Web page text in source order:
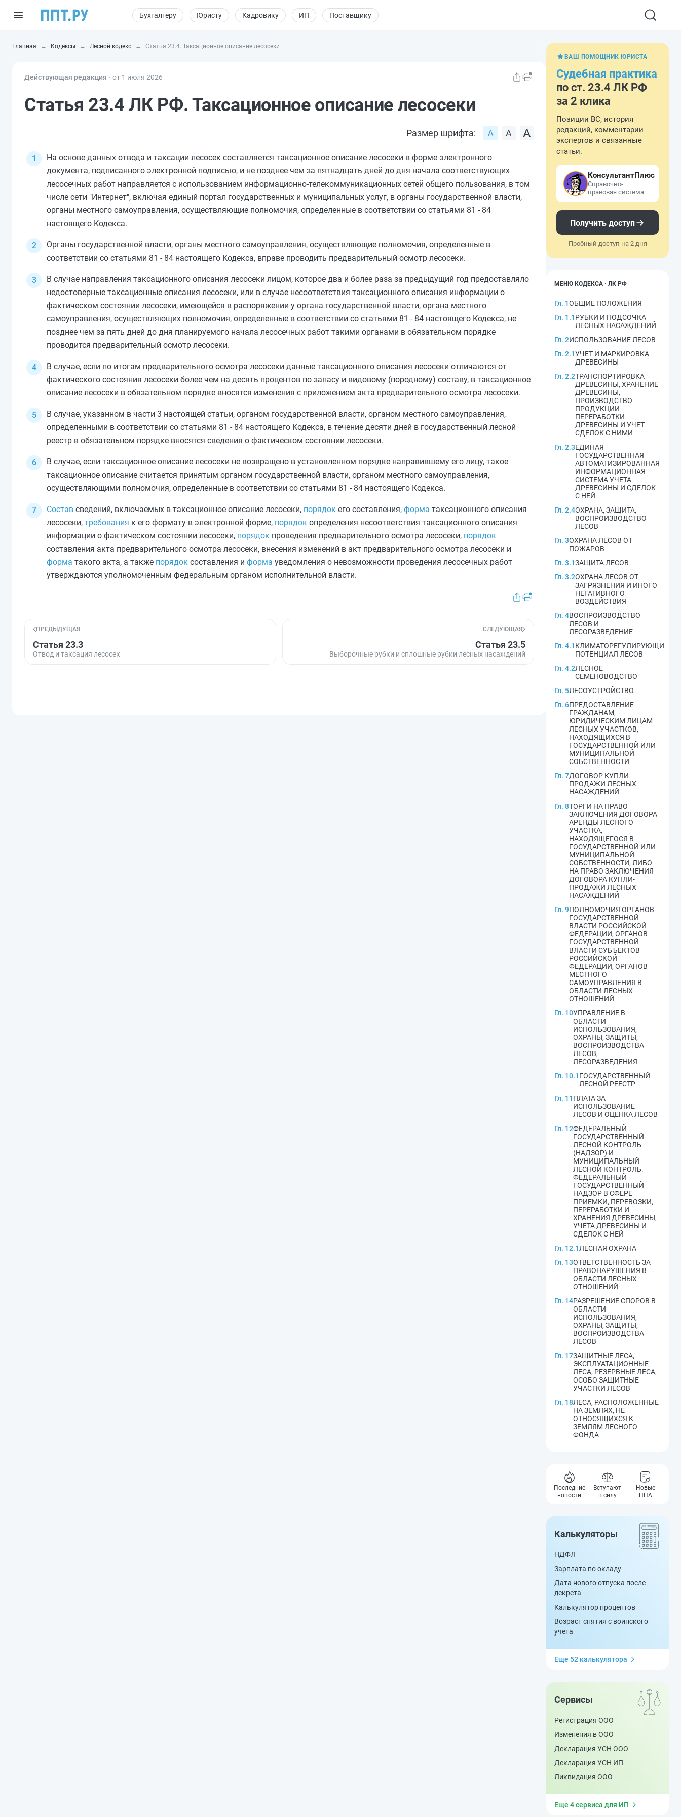
Бухгалтеру Юристу Кадровику ИП Поставщику
Главная Кодексы Лесной кодекс Статья 23.4. Таксационное описание лесосеки
Действующая редакция ⸱ от 1 июля 2026
Статья 23.4 ЛК РФ. Таксационное описание лесосеки
Размер шрифта:
На основе данных отвода и таксации лесосек составляется таксационное описание лесосеки в форме электронного
документа, подписанного электронной подписью, и не позднее чем за пятнадцать дней до дня начала соответствующих
лесосечных работ направляется с использованием информационно-телекоммуникационных сетей общего пользования, в том
числе сети "Интернет", включая единый портал государственных и муниципальных услуг, в органы государственной власти,
органы местного самоуправления, осуществляющие полномочия, определенные в соответствии со статьями 81 - 84
настоящего Кодекса.
Органы государственной власти, органы местного самоуправления, осуществляющие полномочия, определенные в
соответствии со статьями 81 - 84 настоящего Кодекса, вправе проводить предварительный осмотр лесосеки.
В случае направления таксационного описания лесосеки лицом, которое два и более раза за предыдущий год предоставляло
недостоверные таксационные описания лесосеки, или в случае несоответствия таксационного описания информации о
фактическом состоянии лесосеки, имеющейся в распоряжении у органа государственной власти, органа местного
самоуправления, осуществляющих полномочия, определенные в соответствии со статьями 81 - 84 настоящего Кодекса, не
позднее чем за пять дней до дня планируемого начала лесосечных работ такими органами в обязательном порядке
проводится предварительный осмотр лесосеки.
В случае, если по итогам предварительного осмотра лесосеки данные таксационного описания лесосеки отличаются от
фактического состояния лесосеки более чем на десять процентов по запасу и видовому (породному) составу, в таксационное
описание лесосеки в обязательном порядке вносятся изменения с приложением акта предварительного осмотра лесосеки.
В случае, указанном в части 3 настоящей статьи, органом государственной власти, органом местного самоуправления,
определенными в соответствии со статьями 81 - 84 настоящего Кодекса, в течение десяти дней в государственный лесной
реестр в обязательном порядке вносятся сведения о фактическом состоянии лесосеки.
В случае, если таксационное описание лесосеки не возвращено в установленном порядке направившему его лицу, такое
таксационное описание считается принятым органом государственной власти, органом местного самоуправления,
осуществляющими полномочия, определенные в соответствии со статьями 81 - 84 настоящего Кодекса.
Состав сведений, включаемых в таксационное описание лесосеки, порядок его составления, форма таксационного описания
лесосеки, требования к его формату в электронной форме, порядок определения несоответствия таксационного описания
информации о фактическом состоянии лесосеки, порядок проведения предварительного осмотра лесосеки, порядок
составления акта предварительного осмотра лесосеки, внесения изменений в акт предварительного осмотра лесосеки и
форма такого акта, а также порядок составления и форма уведомления о невозможности проведения лесосечных работ
утверждаются уполномоченным федеральным органом исполнительной власти.
ПРЕДЫДУЩАЯ
Статья 23.3
Отвод и таксация лесосек
СЛЕДУЮЩАЯ
Статья 23.5
Выборочные рубки и сплошные рубки лесных насаждений
ВАШ ПОМОЩНИК ЮРИСТА
Судебная практика
по ст. 23.4 ЛК РФ
за 2 клика
Позиции ВС, история
редакций, комментарии
экспертов и связанные
статьи.
КонсультантПлюс
Справочно-
правовая система
Получить доступ
Пробный доступ на 2 дня
МЕНЮ КОДЕКСА · ЛК РФ
Гл. 1ОБЩИЕ ПОЛОЖЕНИЯ
Гл. 1.1РУБКИ И ПОДСОЧКА
ЛЕСНЫХ НАСАЖДЕНИЙ
Гл. 2ИСПОЛЬЗОВАНИЕ ЛЕСОВ
Гл. 2.1УЧЕТ И МАРКИРОВКА
ДРЕВЕСИНЫ
Гл. 2.2ТРАНСПОРТИРОВКА
ДРЕВЕСИНЫ, ХРАНЕНИЕ
ДРЕВЕСИНЫ,
ПРОИЗВОДСТВО
ПРОДУКЦИИ
ПЕРЕРАБОТКИ
ДРЕВЕСИНЫ И УЧЕТ
СДЕЛОК С НИМИ
Гл. 2.3ЕДИНАЯ
ГОСУДАРСТВЕННАЯ
АВТОМАТИЗИРОВАННАЯ
ИНФОРМАЦИОННАЯ
СИСТЕМА УЧЕТА
ДРЕВЕСИНЫ И СДЕЛОК
С НЕЙ
Гл. 2.4ОХРАНА, ЗАЩИТА,
ВОСПРОИЗВОДСТВО
ЛЕСОВ
Гл. 3ОХРАНА ЛЕСОВ ОТ
ПОЖАРОВ
Гл. 3.1ЗАЩИТА ЛЕСОВ
Гл. 3.2ОХРАНА ЛЕСОВ ОТ
ЗАГРЯЗНЕНИЯ И ИНОГО
НЕГАТИВНОГО
ВОЗДЕЙСТВИЯ
Гл. 4ВОСПРОИЗВОДСТВО
ЛЕСОВ И
ЛЕСОРАЗВЕДЕНИЕ
Гл. 4.1КЛИМАТОРЕГУЛИРУЮЩИЙ
ПОТЕНЦИАЛ ЛЕСОВ
Гл. 4.2ЛЕСНОЕ
СЕМЕНОВОДСТВО
Гл. 5ЛЕСОУСТРОЙСТВО
Гл. 6ПРЕДОСТАВЛЕНИЕ
ГРАЖДАНАМ,
ЮРИДИЧЕСКИМ ЛИЦАМ
ЛЕСНЫХ УЧАСТКОВ,
НАХОДЯЩИХСЯ В
ГОСУДАРСТВЕННОЙ ИЛИ
МУНИЦИПАЛЬНОЙ
СОБСТВЕННОСТИ
Гл. 7ДОГОВОР КУПЛИ-
ПРОДАЖИ ЛЕСНЫХ
НАСАЖДЕНИЙ
Гл. 8ТОРГИ НА ПРАВО
ЗАКЛЮЧЕНИЯ ДОГОВОРА
АРЕНДЫ ЛЕСНОГО
УЧАСТКА,
НАХОДЯЩЕГОСЯ В
ГОСУДАРСТВЕННОЙ ИЛИ
МУНИЦИПАЛЬНОЙ
СОБСТВЕННОСТИ, ЛИБО
НА ПРАВО ЗАКЛЮЧЕНИЯ
ДОГОВОРА КУПЛИ-
ПРОДАЖИ ЛЕСНЫХ
НАСАЖДЕНИЙ
Гл. 9ПОЛНОМОЧИЯ ОРГАНОВ
ГОСУДАРСТВЕННОЙ
ВЛАСТИ РОССИЙСКОЙ
ФЕДЕРАЦИИ, ОРГАНОВ
ГОСУДАРСТВЕННОЙ
ВЛАСТИ СУБЪЕКТОВ
РОССИЙСКОЙ
ФЕДЕРАЦИИ, ОРГАНОВ
МЕСТНОГО
САМОУПРАВЛЕНИЯ В
ОБЛАСТИ ЛЕСНЫХ
ОТНОШЕНИЙ
Гл. 10УПРАВЛЕНИЕ В
ОБЛАСТИ
ИСПОЛЬЗОВАНИЯ,
ОХРАНЫ, ЗАЩИТЫ,
ВОСПРОИЗВОДСТВА
ЛЕСОВ,
ЛЕСОРАЗВЕДЕНИЯ
Гл. 10.1ГОСУДАРСТВЕННЫЙ
ЛЕСНОЙ РЕЕСТР
Гл. 11ПЛАТА ЗА
ИСПОЛЬЗОВАНИЕ
ЛЕСОВ И ОЦЕНКА ЛЕСОВ
Гл. 12ФЕДЕРАЛЬНЫЙ
ГОСУДАРСТВЕННЫЙ
ЛЕСНОЙ КОНТРОЛЬ
(НАДЗОР) И
МУНИЦИПАЛЬНЫЙ
ЛЕСНОЙ КОНТРОЛЬ.
ФЕДЕРАЛЬНЫЙ
ГОСУДАРСТВЕННЫЙ
НАДЗОР В СФЕРЕ
ПРИЕМКИ, ПЕРЕВОЗКИ,
ПЕРЕРАБОТКИ И
ХРАНЕНИЯ ДРЕВЕСИНЫ,
УЧЕТА ДРЕВЕСИНЫ И
СДЕЛОК С НЕЙ
Гл. 12.1ЛЕСНАЯ ОХРАНА
Гл. 13ОТВЕТСТВЕННОСТЬ ЗА
ПРАВОНАРУШЕНИЯ В
ОБЛАСТИ ЛЕСНЫХ
ОТНОШЕНИЙ
Гл. 14РАЗРЕШЕНИЕ СПОРОВ В
ОБЛАСТИ
ИСПОЛЬЗОВАНИЯ,
ОХРАНЫ, ЗАЩИТЫ,
ВОСПРОИЗВОДСТВА
ЛЕСОВ
Гл. 17ЗАЩИТНЫЕ ЛЕСА,
ЭКСПЛУАТАЦИОННЫЕ
ЛЕСА, РЕЗЕРВНЫЕ ЛЕСА,
ОСОБО ЗАЩИТНЫЕ
УЧАСТКИ ЛЕСОВ
Гл. 18ЛЕСА, РАСПОЛОЖЕННЫЕ
НА ЗЕМЛЯХ, НЕ
ОТНОСЯЩИХСЯ К
ЗЕМЛЯМ ЛЕСНОГО
ФОНДА
Последние
новости
Вступают
в силу
Новые
НПА
Калькуляторы
НДФЛ
Зарплата по окладу
Дата нового отпуска после
декрета
Калькулятор процентов
Возраст снятия с воинского
учета
Еще 52 калькулятора
Сервисы
Регистрация ООО
Изменения в ООО
Декларация УСН ООО
Декларация УСН ИП
Ликвидация ООО
Еще 4 сервиса для ИП